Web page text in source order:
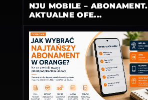
NJU MOBILE – ABONAMENT.
AKTUALNE OFE...